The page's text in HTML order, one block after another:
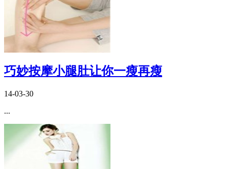
巧妙按摩小腿肚让你一瘦再瘦
14-03-30
...